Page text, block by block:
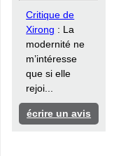
Critique de
Xirong : La
modernité ne
m’intéresse
que si elle
rejoi...
écrire un avis